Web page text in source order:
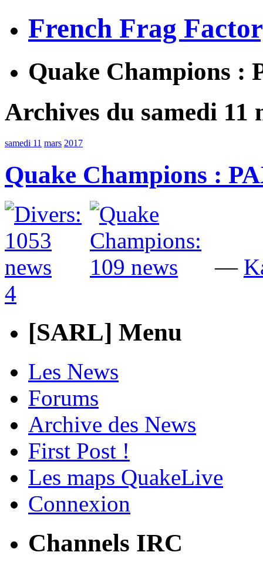
French Frag
Quake Champions :
Archives du samedi 11
samedi 11 mars 2017
Quake Champions :
—
4
[SARL] Menu
Les News
Forums
Archive des News
First Post !
Les maps QuakeLive
Connexion
Channels IRC